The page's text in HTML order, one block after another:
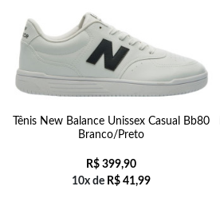
Tênis New Balance Unissex Casual Bb80
Branco/Preto
R$ 399,90
10x de R$ 41,99